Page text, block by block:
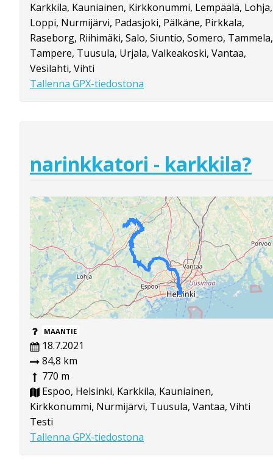
Karkkila, Kauniainen, Kirkkonummi, Lempäälä, Lohja,
Loppi, Nurmijärvi, Padasjoki, Pälkäne, Pirkkala,
Raseborg, Riihimäki, Salo, Siuntio, Somero, Tammela,
Tampere, Tuusula, Urjala, Valkeakoski, Vantaa,
Vesilahti, Vihti
Tallenna GPX-tiedostona
narinkkatori - karkkila?
MAANTIE
18.7.2021
84,8 km
770 m
Espoo, Helsinki, Karkkila, Kauniainen,
Kirkkonummi, Nurmijärvi, Tuusula, Vantaa, Vihti
Testi
Tallenna GPX-tiedostona